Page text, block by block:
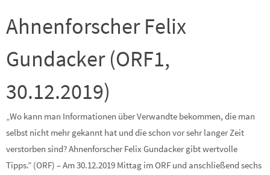
Ahnenforscher Felix
Gundacker (ORF1,
30.12.2019)
„Wo kann man Informationen über Verwandte bekommen, die man
selbst nicht mehr gekannt hat und die schon vor sehr langer Zeit
verstorben sind? Ahnenforscher Felix Gundacker gibt wertvolle
Tipps.” (ORF) – Am 30.12.2019 Mittag im ORF und anschließend sechs